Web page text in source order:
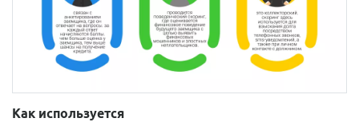
Как используется